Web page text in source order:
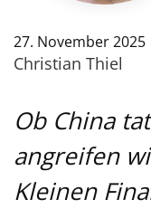
27. November 2025
Christian Thiel
Ob China
angreifen
Kleinen